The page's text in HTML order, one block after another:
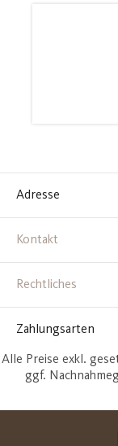
Adresse
Kontakt
Rechtliches
Zahlungsarten
Alle Preise exkl.
ggf.